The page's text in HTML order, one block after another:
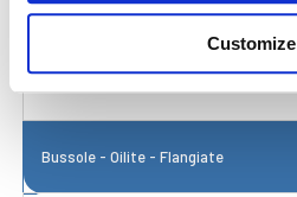
Customize
Bussole - Oilite - Flangiate